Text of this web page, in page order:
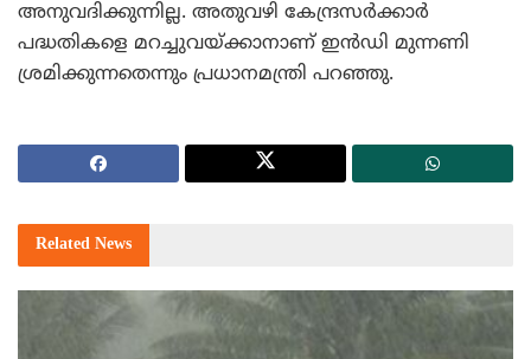
അനുവദിക്കുന്നില്ല. അതുവഴി കേന്ദ്രസര്‍ക്കാര്‍
പദ്ധതികളെ മറച്ചുവയ്ക്കാനാണ് ഇന്‍ഡി മുന്നണി
ശ്രമിക്കുന്നതെന്നും പ്രധാനമന്ത്രി പറഞ്ഞു.
Related News